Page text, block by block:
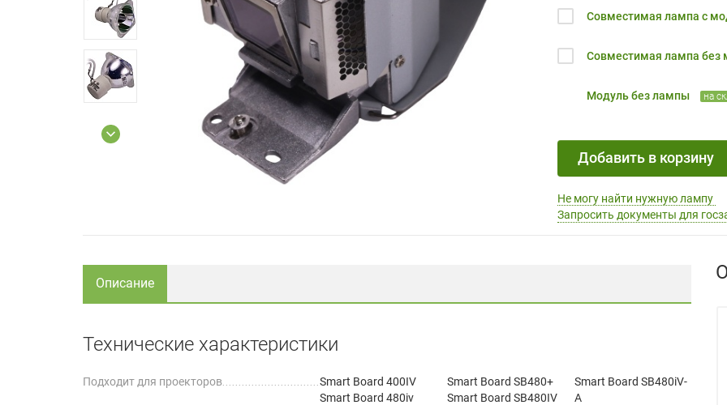
Совместимая лампа с
Совместимая лампа без
Модуль без лампы на
Добавить в корзину
Не могу найти нужную лампу
Запросить документы для
Описание
Технические характеристики
Подходит для проекторов
Smart Board 400IV
Smart Board 480iv
Smart Board SB480+
Smart Board SB480IV
Smart Board SB480iV-
A